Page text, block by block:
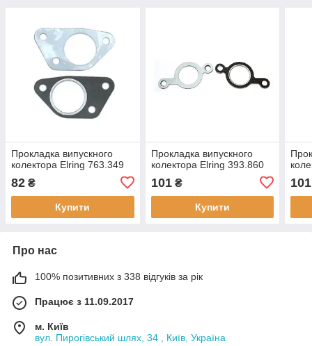
Прокладка випускного
колектора Elring 763.349
82 ₴
Купити
Прокладка випускного
колектора Elring 393.860
101₴
Купити
101
Про нас
100% позитивних з 338 відгуків за рік
Працює з 11.09.2017
м. Київ
вул. Пирогівський шлях, 34 , Київ, Україна